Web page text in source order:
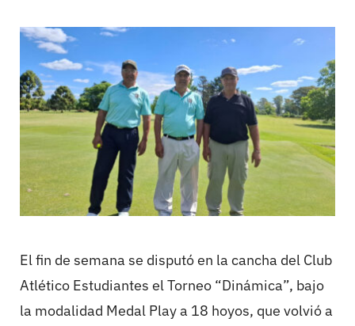
El fin de semana se disputó en la cancha del Club
Atlético Estudiantes el Torneo “Dinámica”, bajo
la modalidad Medal Play a 18 hoyos, que volvió a